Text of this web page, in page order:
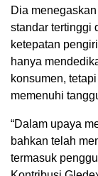
Dia
standar tertinggi
ketepatan
hanya
konsumen,
memenuhi
“Dalam upaya
bahkan telah
termasuk